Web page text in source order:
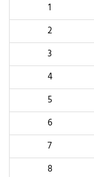
1
2
3
4
5
6
7
8